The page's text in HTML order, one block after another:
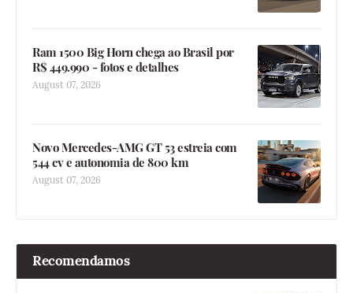
Ram 1500 Big Horn chega ao Brasil por
R$ 449.990 - fotos e detalhes
August 07, 2026
Novo Mercedes-AMG GT 53 estreia com
544 cv e autonomia de 800 km
August 07, 2026
Recomendamos